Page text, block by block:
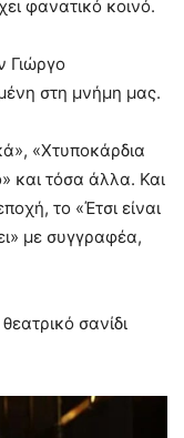
φανατικό κοινό.
Γιώργο
στη μνήμη μας.
«Χτυποκάρδια
και τόσα άλλα. Και
το «Έτσι είναι
με συγγραφέα,
σανίδι